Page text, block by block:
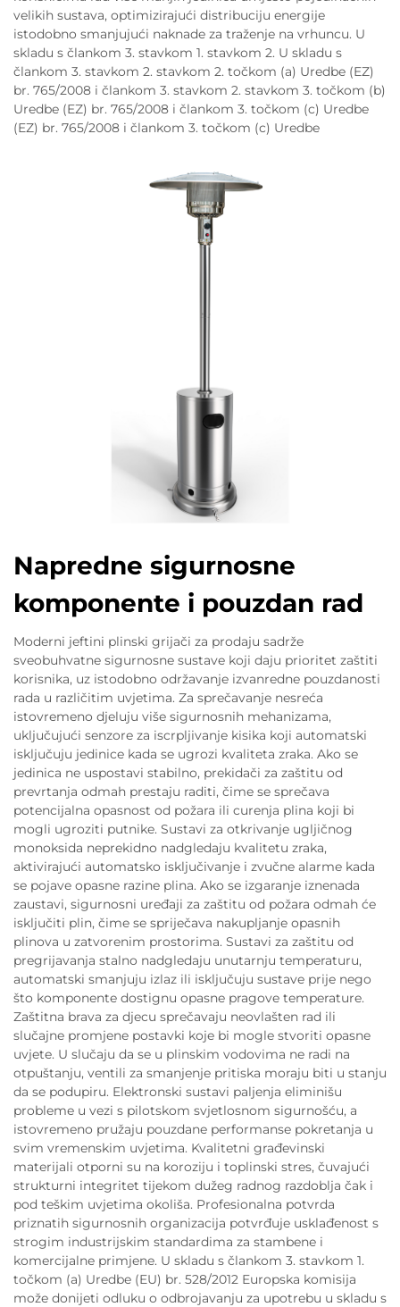
velikih sustava, optimizirajući distribuciju energije
istodobno smanjujući naknade za traženje na vrhuncu. U
skladu s člankom 3. stavkom 1. stavkom 2. U skladu s
člankom 3. stavkom 2. stavkom 2. točkom (a) Uredbe (EZ)
br. 765/2008 i člankom 3. stavkom 2. stavkom 3. točkom (b)
Uredbe (EZ) br. 765/2008 i člankom 3. točkom (c) Uredbe
(EZ) br. 765/2008 i člankom 3. točkom (c) Uredbe
Napredne sigurnosne
komponente i pouzdan rad
Moderni jeftini plinski grijači za prodaju sadrže
sveobuhvatne sigurnosne sustave koji daju prioritet zaštiti
korisnika, uz istodobno održavanje izvanredne pouzdanosti
rada u različitim uvjetima. Za sprečavanje nesreća
istovremeno djeluju više sigurnosnih mehanizama,
uključujući senzore za iscrpljivanje kisika koji automatski
isključuju jedinice kada se ugrozi kvaliteta zraka. Ako se
jedinica ne uspostavi stabilno, prekidači za zaštitu od
prevrtanja odmah prestaju raditi, čime se sprečava
potencijalna opasnost od požara ili curenja plina koji bi
mogli ugroziti putnike. Sustavi za otkrivanje ugljičnog
monoksida neprekidno nadgledaju kvalitetu zraka,
aktivirajući automatsko isključivanje i zvučne alarme kada
se pojave opasne razine plina. Ako se izgaranje iznenada
zaustavi, sigurnosni uređaji za zaštitu od požara odmah će
isključiti plin, čime se spriječava nakupljanje opasnih
plinova u zatvorenim prostorima. Sustavi za zaštitu od
pregrijavanja stalno nadgledaju unutarnju temperaturu,
automatski smanjuju izlaz ili isključuju sustave prije nego
što komponente dostignu opasne pragove temperature.
Zaštitna brava za djecu sprečavaju neovlašten rad ili
slučajne promjene postavki koje bi mogle stvoriti opasne
uvjete. U slučaju da se u plinskim vodovima ne radi na
otpuštanju, ventili za smanjenje pritiska moraju biti u stanju
da se podupiru. Elektronski sustavi paljenja eliminišu
probleme u vezi s pilotskom svjetlosnom sigurnošću, a
istovremeno pružaju pouzdane performanse pokretanja u
svim vremenskim uvjetima. Kvalitetni građevinski
materijali otporni su na koroziju i toplinski stres, čuvajući
strukturni integritet tijekom dužeg radnog razdoblja čak i
pod teškim uvjetima okoliša. Profesionalna potvrda
priznatih sigurnosnih organizacija potvrđuje usklađenost s
strogim industrijskim standardima za stambene i
komercijalne primjene. U skladu s člankom 3. stavkom 1.
točkom (a) Uredbe (EU) br. 528/2012 Europska komisija
može donijeti odluku o odbrojavanju za upotrebu u skladu s